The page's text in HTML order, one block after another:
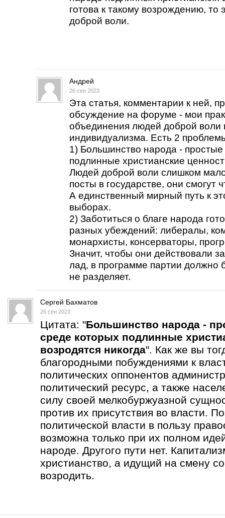
готова к такому возрождению,
доброй воли.
Андрей
26 сен 2023
Эта статья, комментарии к ней,
обсуждение на форуме - мои
объединения людей доброй воли
индивидуализма. Есть 2
1) Большинство народа -
подлинные христианские
Людей доброй воли слишком
посты в государстве, они смогут
А единственный мирный путь к
выборах.
2) Заботиться о благе народа
разных убеждений: либералы,
монархисты, консерваторы,
Значит, чтобы они действовали
лад, в программе партии должно
не разделяет.
Сергей Бахматов
26 сен 2023
Цитата: "Большинство народа -
среде которых подлинные
возродятся никогда". Как же вы
благородными побуждениями к
политических оппонентов
политический ресурс, а также
силу своей мелкобуржуазной
против их присутствия во власти.
политической власти в пользу
возможна только при их полном
народе. Другого пути нет.
христианство, а идущий на смену
возродить.